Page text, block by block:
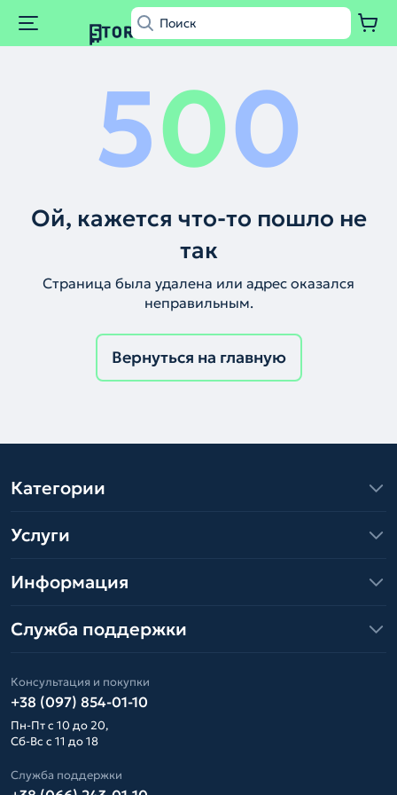
500
Ой, кажется что-то пошло не
так
Страница была удалена или адрес оказался
неправильным.
Вернуться на главную
Категории
Услуги
Информация
Служба поддержки
Консультация и покупки
+38 (097) 854-01-10
Пн-Пт с 10 до 20,
Сб-Вс с 11 до 18
Служба поддержки